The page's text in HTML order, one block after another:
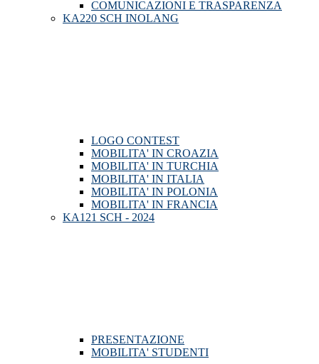
COMUNICAZIONI E TRASPARENZA
KA220 SCH INOLANG
LOGO CONTEST
MOBILITA' IN CROAZIA
MOBILITA' IN TURCHIA
MOBILITA' IN ITALIA
MOBILITA' IN POLONIA
MOBILITA' IN FRANCIA
KA121 SCH - 2024
PRESENTAZIONE
MOBILITA' STUDENTI